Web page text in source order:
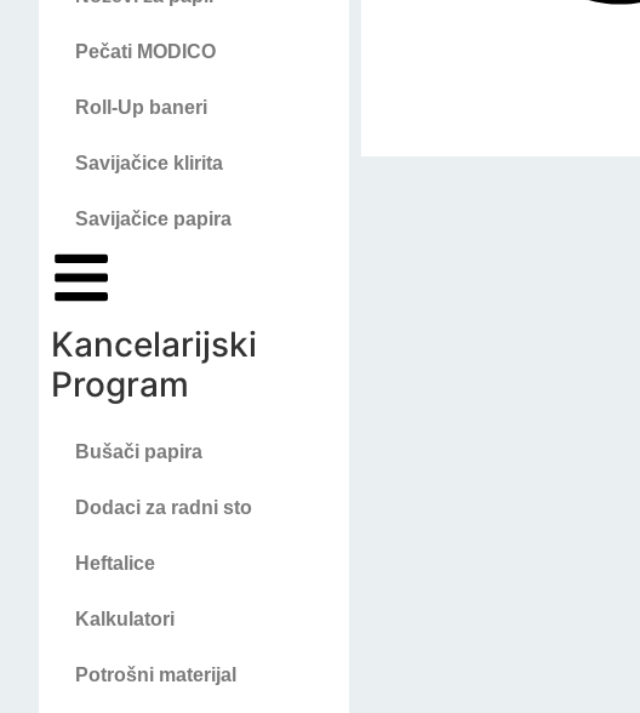
Pečati MODICO
Roll-Up baneri
Savijačice klirita
Savijačice papira
Kancelarijski
Program
Bušači papira
Dodaci za radni sto
Heftalice
Kalkulatori
Potrošni materijal